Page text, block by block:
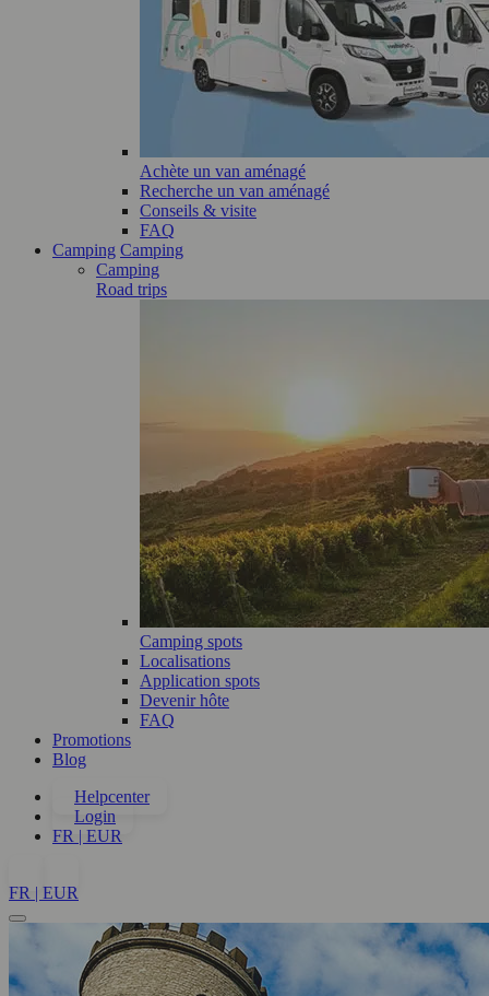
Achète un van aménagé
Recherche un van aménagé
Conseils & visite
FAQ
Camping Camping
Camping
Road trips
Camping spots
Localisations
Application spots
Devenir hôte
FAQ
Promotions
Blog
Helpcenter
Login
FR | EUR
FR | EUR